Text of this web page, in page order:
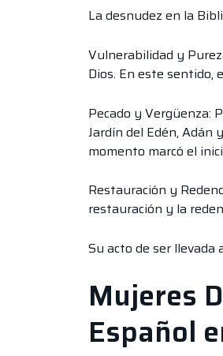
La desnudez en la
Vulnerabilidad y
Dios. En este sentido,
Pecado y Vergüenza:
Jardín del Edén, Adán
momento marcó el
Restauración y
restauración y la
Su acto de ser
Mujeres
Español